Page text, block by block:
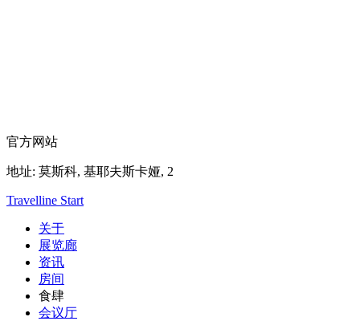
官方网站
地址: 莫斯科, 基耶夫斯卡娅, 2
Travelline Start
关于
展览廊
资讯
房间
食肆
会议厅